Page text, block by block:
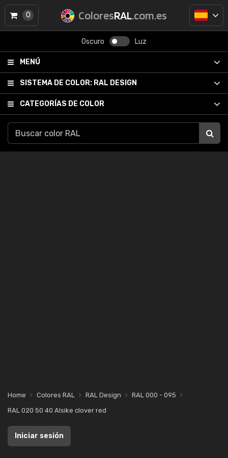
ColoresRAL.com.es
Oscuro Luz
MENÚ
SISTEMA DE COLOR: RAL DESIGN
CATEGORÍAS DE COLOR
0
Home Colores RAL RAL Design
RAL 000 - 095
RAL 020 50 40 Alsike clover red
Iniciar sesión